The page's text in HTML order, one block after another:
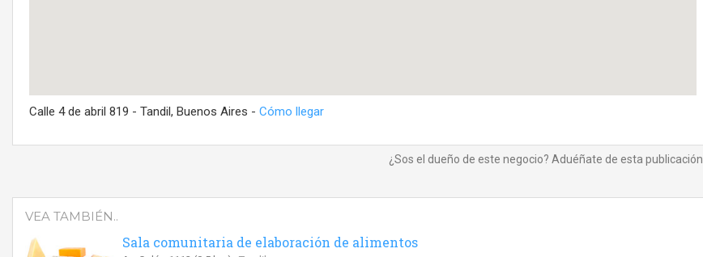
Calle 4 de abril 819 - Tandil, Buenos Aires - Cómo llegar
¿Sos el dueño de este negocio? Aduéñate de esta publicación
VEA TAMBIÉN..
Sala comunitaria de elaboración de alimentos